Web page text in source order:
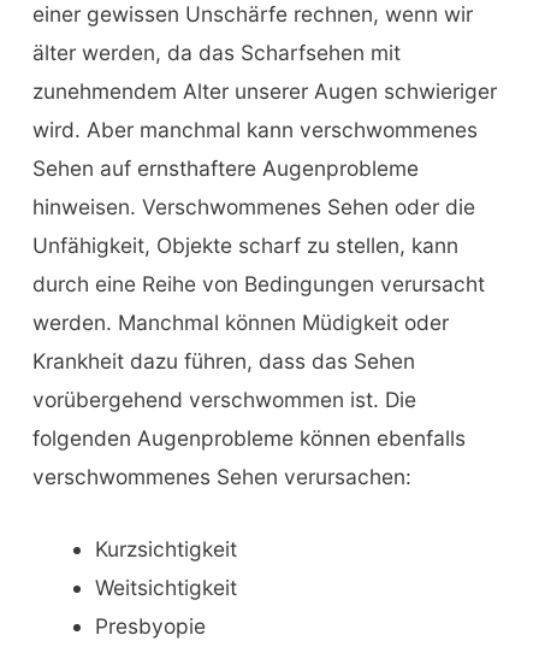
einer gewissen Unschärfe rechnen, wenn wir
älter werden, da das Scharfsehen mit
zunehmendem Alter unserer Augen schwieriger
wird. Aber manchmal kann verschwommenes
Sehen auf ernsthaftere Augenprobleme
hinweisen. Verschwommenes Sehen oder die
Unfähigkeit, Objekte scharf zu stellen, kann
durch eine Reihe von Bedingungen verursacht
werden. Manchmal können Müdigkeit oder
Krankheit dazu führen, dass das Sehen
vorübergehend verschwommen ist. Die
folgenden Augenprobleme können ebenfalls
verschwommenes Sehen verursachen:
Kurzsichtigkeit
Weitsichtigkeit
Presbyopie